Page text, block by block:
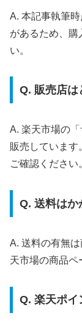
A. 本記事執筆
があるため、購
い。
Q. 販売店は
A. 楽天市場の
販売しています
ご確認ください
Q. 送料はか
A. 送料の有無
天市場の商品ペ
Q. 楽天ポイ